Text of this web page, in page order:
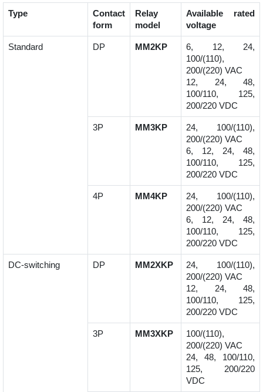
Type
Contact
form
Relay
model
Available rated
voltage
Standard DP MM2KP
6, 12, 24,
100/(110),
200/(220) VAC
12, 24, 48,
100/110, 125,
200/220 VDC
3P MM3KP
24, 100/(110),
200/(220) VAC
6, 12, 24, 48,
100/110, 125,
200/220 VDC
4P MM4KP
24, 100/(110),
200/(220) VAC
6, 12, 24, 48,
100/110, 125,
200/220 VDC
DC-switching DP MM2XKP
24, 100/(110),
200/(220) VAC
12, 24, 48,
100/110, 125,
200/220 VDC
3P MM3XKP
100/(110),
200/(220) VAC
24, 48, 100/110,
125, 200/220
VDC